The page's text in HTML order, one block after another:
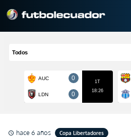
schedule hace 6 años Copa Libertadores